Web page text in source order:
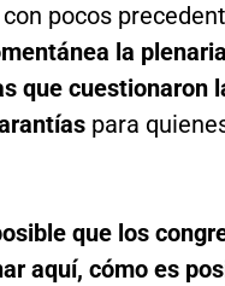
pocos
la
que cuestionaron
para
que los
aquí, cómo es